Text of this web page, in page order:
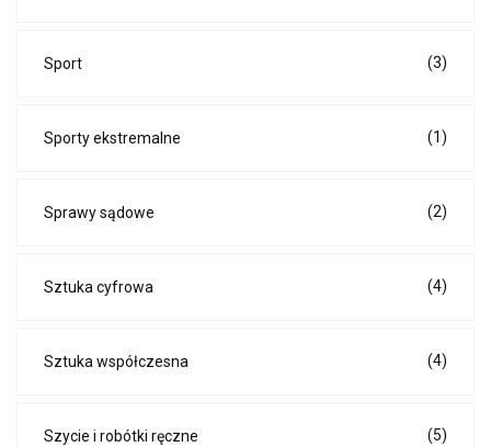
Sport (3)
Sporty ekstremalne (1)
Sprawy sądowe (2)
Sztuka cyfrowa (4)
Sztuka współczesna (4)
Szycie i robótki ręczne (5)